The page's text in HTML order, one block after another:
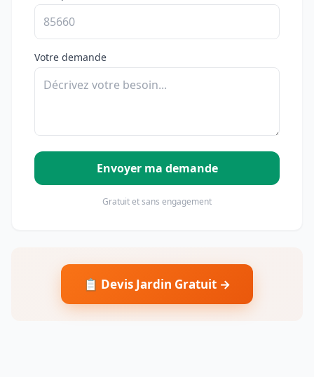
Votre demande
Envoyer ma demande
Gratuit et sans engagement
📋 Devis Jardin Gratuit →